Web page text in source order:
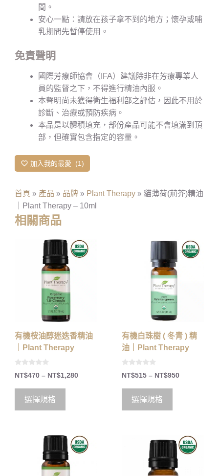
間。
安心一點：請放在孩子拿不到的地方；懷孕或哺
乳期間先暫停使用。
免責聲明
國際芳療師協會（IFA）建議除非在芳療專業人
員的監督之下，不得進行精油內服。
本聲明尚未獲得衛生福利部之評估，因此不用於
診斷、治療或預防疾病。
本品是以體積填充，部份產品可能不會填滿到頂
部，但確實包含指定的容量。
加入我的最愛 1
首頁 » 產品 » 品牌 » Plant Therapy » 貓薄荷(荊芥)精油
｜Plant Therapy – 10ml
相關商品
有機桉油醇迷迭香精油
｜Plant Therapy
0
o
t
5
NT$470 – NT$1,280
選擇規格
有機白珠樹 ( 冬青 ) 精
油｜Plant Therapy
0
o
t
5
NT$515 – NT$950
選擇規格